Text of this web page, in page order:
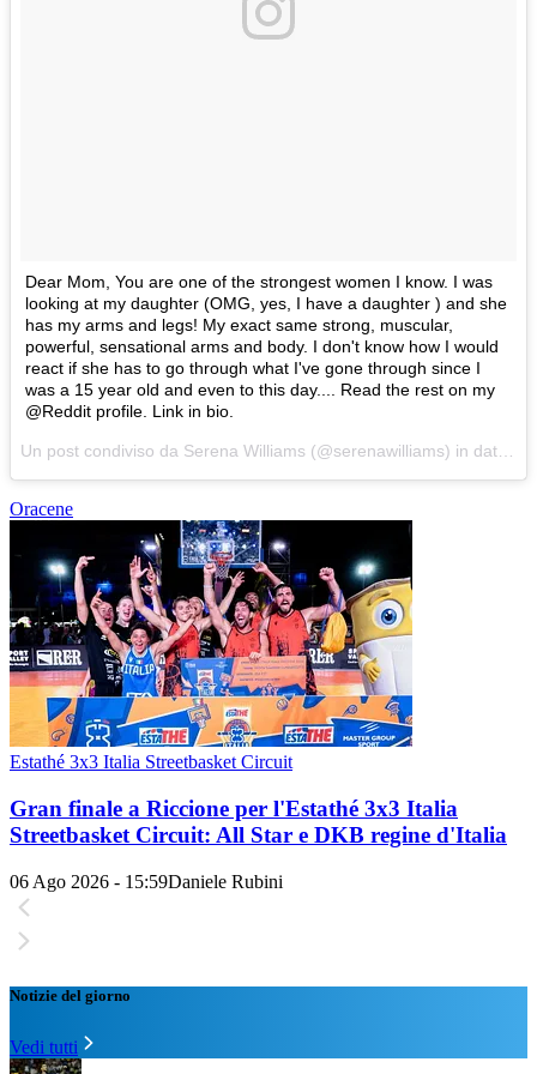
Dear Mom, You are one of the strongest women I know. I was
looking at my daughter (OMG, yes, I have a daughter ) and she
has my arms and legs! My exact same strong, muscular,
powerful, sensational arms and body. I don't know how I would
react if she has to go through what I've gone through since I
was a 15 year old and even to this day.... Read the rest on my
@Reddit profile. Link in bio.
Oracene
Estathé 3x3 Italia Streetbasket Circuit
Gran finale a Riccione per l'Estathé 3x3 Italia
Streetbasket Circuit: All Star e DKB regine d'Italia
06 Ago 2026 - 15:59Daniele Rubini
Notizie del giorno
Vedi tutti